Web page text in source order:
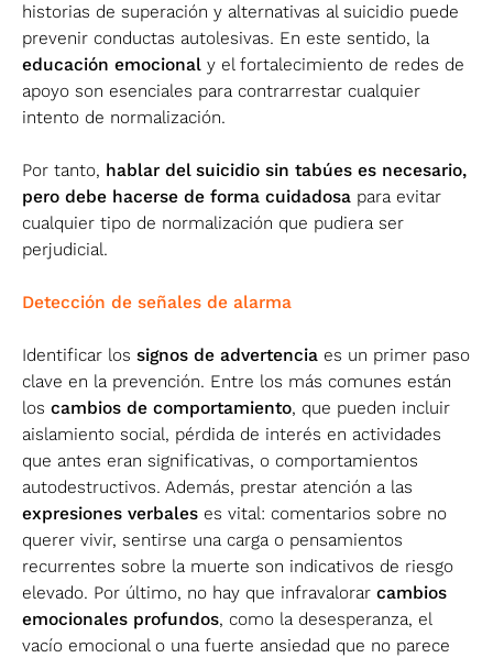
historias de superación y alternativas al suicidio puede
prevenir conductas autolesivas. En este sentido, la
educación emocional y el fortalecimiento de redes de
apoyo son esenciales para contrarrestar cualquier
intento de normalización​.
Por tanto, hablar del suicidio sin tabúes es necesario,
pero debe hacerse de forma cuidadosa para evitar
cualquier tipo de normalización que pudiera ser
perjudicial.
Detección de señales de alarma
Identificar los signos de advertencia es un primer paso
clave en la prevención. Entre los más comunes están
los cambios de comportamiento, que pueden incluir
aislamiento social, pérdida de interés en actividades
que antes eran significativas, o comportamientos
autodestructivos. Además, prestar atención a las
expresiones verbales es vital: comentarios sobre no
querer vivir, sentirse una carga o pensamientos
recurrentes sobre la muerte son indicativos de riesgo
elevado. Por último, no hay que infravalorar cambios
emocionales profundos, como la desesperanza, el
vacío emocional o una fuerte ansiedad que no parece